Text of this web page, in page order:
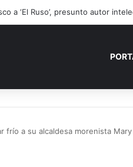
la devolución de 9 vehículos
frío a su alcaldesa morenista